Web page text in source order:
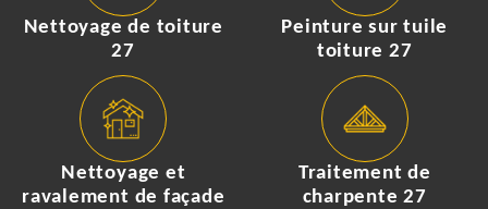
Nettoyage de toiture
27
Peinture sur tuile
toiture 27
Nettoyage et
ravalement de façade
Traitement de
charpente 27